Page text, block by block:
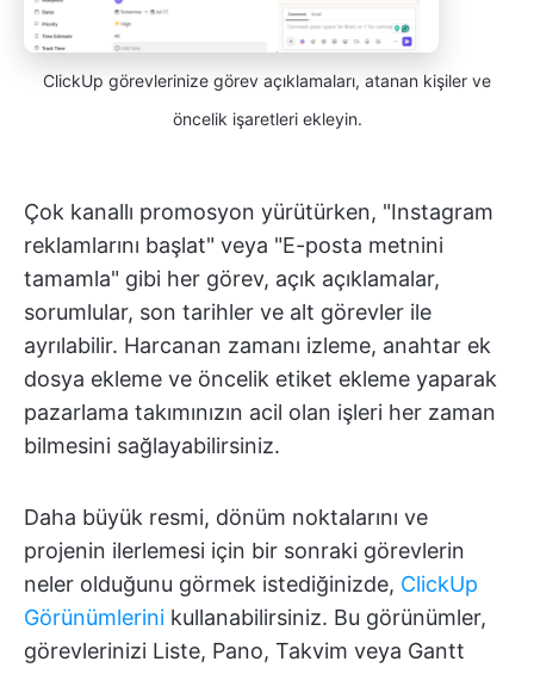
ClickUp görevlerinize görev açıklamaları, atanan kişiler ve
öncelik işaretleri ekleyin.
Çok kanallı promosyon yürütürken, "Instagram
reklamlarını başlat" veya "E-posta metnini
tamamla" gibi her görev, açık açıklamalar,
sorumlular, son tarihler ve alt görevler ile
ayrılabilir. Harcanan zamanı izleme, anahtar ek
dosya ekleme ve öncelik etiket ekleme yaparak
pazarlama takımınızın acil olan işleri her zaman
bilmesini sağlayabilirsiniz.
Daha büyük resmi, dönüm noktalarını ve
projenin ilerlemesi için bir sonraki görevlerin
neler olduğunu görmek istediğinizde, ClickUp
Görünümlerini kullanabilirsiniz. Bu görünümler,
görevlerinizi Liste, Pano, Takvim veya Gantt